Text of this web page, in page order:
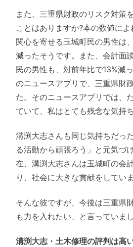
また、三重県財政のリスク対策
ことはありますか?本の数値に
関心を寄せる玉城町民の男性は
減ったそうです。また、会計面
民の男性も、対前年比で13%減
のニュースアプリで、三重県財
た。そのニュースアプリでは、
ていて、私はとても残念な気持
溝渕大志さんも同じ気持ちだっ
る活動から頑張ろう」と元気づ
在、溝渕大志さんは玉城町の会
り、社会に大きな貢献をしていま
そんな彼ですが、今後は三重県
も力を入れたい、と言っていまし
溝渕大志・土木修理の評判は高